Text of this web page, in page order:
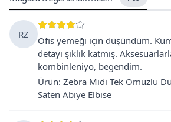
RZ
Ofis yemeği için düşündüm.
detayı şıklık katmış.
kombinleniyo, begendim.
Ürün: Zebra Midi Tek Omuzlu
Saten Abiye Elbise